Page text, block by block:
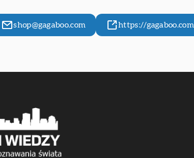
shop@gagaboo.com https://gagaboo.com